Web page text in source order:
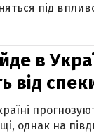
під
в
від
однак на